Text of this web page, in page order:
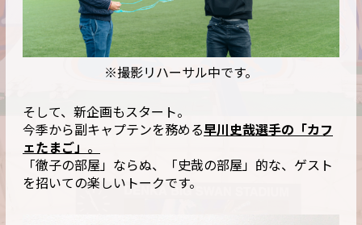
※撮影リハーサル中です。
そして、新企画もスタート。
今季から副キャプテンを務める早川史哉選手の「カフ
ェたまご」 。
「徹子の部屋」ならぬ、「史哉の部屋」的な、ゲスト
を招いての楽しいトークです。